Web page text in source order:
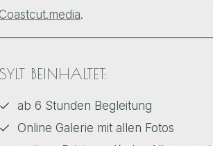
Coastcut.media.
SYLT BEINHALTET:
ab 6 Stunden Begleitung
Online Galerie mit allen Fotos